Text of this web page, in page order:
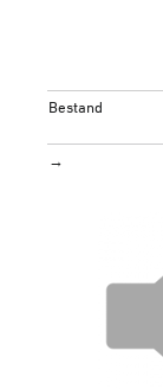
Bestand
→